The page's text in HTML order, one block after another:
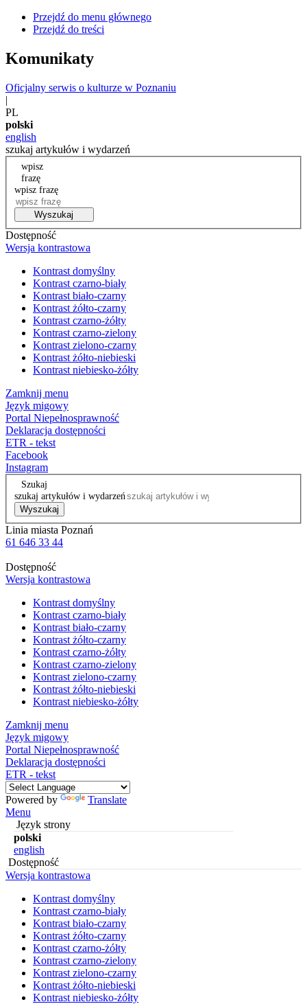
Przejdź do menu głównego
Przejdź do treści
Komunikaty
Oficjalny serwis o kulturze w Poznaniu
|
PL
polski
english
szukaj artykułów i wydarzeń
wpisz
frazę
wpisz frazę
Wyszukaj
Dostępność
Wersja kontrastowa
Kontrast domyślny
Kontrast czarno-biały
Kontrast biało-czarny
Kontrast żółto-czarny
Kontrast czarno-żółty
Kontrast czarno-zielony
Kontrast zielono-czarny
Kontrast żółto-niebieski
Kontrast niebiesko-żółty
Zamknij menu
Język migowy
Portal Niepełnosprawność
Deklaracja dostępności
ETR - tekst
Facebook
Instagram
Szukaj
szukaj artykułów i wydarzeń
Wyszukaj
Linia miasta Poznań
61 646 33 44
Dostępność
Wersja kontrastowa
Kontrast domyślny
Kontrast czarno-biały
Kontrast biało-czarny
Kontrast żółto-czarny
Kontrast czarno-żółty
Kontrast czarno-zielony
Kontrast zielono-czarny
Kontrast żółto-niebieski
Kontrast niebiesko-żółty
Zamknij menu
Język migowy
Portal Niepełnosprawność
Deklaracja dostępności
ETR - tekst
Powered by
Translate
Menu
Język strony
polski
english
Dostępność
Wersja kontrastowa
Kontrast domyślny
Kontrast czarno-biały
Kontrast biało-czarny
Kontrast żółto-czarny
Kontrast czarno-żółty
Kontrast czarno-zielony
Kontrast zielono-czarny
Kontrast żółto-niebieski
Kontrast niebiesko-żółty